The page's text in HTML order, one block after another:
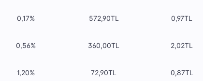
0,17% 572,90TL 0,97TL
0,56% 360,00TL 2,02TL
1,20% 72,90TL 0,87TL